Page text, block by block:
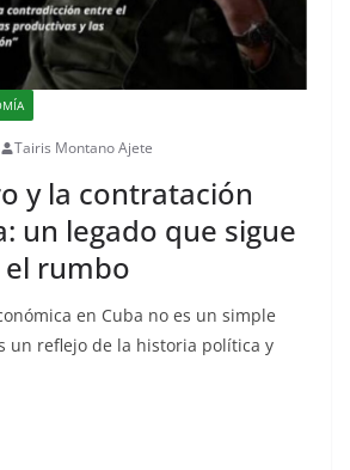
Tairis Montano Ajete
y la contratación
un legado que sigue
rumbo
en Cuba no es un simple
un reflejo de la historia política y